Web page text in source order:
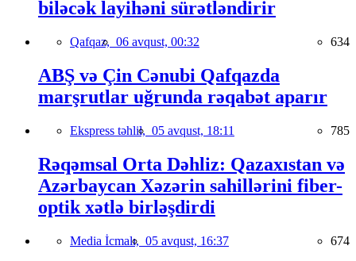
biləcək layihəni sürətləndirir
Qafqaz, 06 avqust, 00:32 634
ABŞ və Çin Cənubi Qafqazda
marşrutlar uğrunda rəqabət aparır
Ekspress təhlil, 05 avqust, 18:11 785
Rəqəmsal Orta Dəhliz: Qazaxıstan və
Azərbaycan Xəzərin sahillərini fiber-
optik xətlə birləşdirdi
Media İcmalı, 05 avqust, 16:37 674